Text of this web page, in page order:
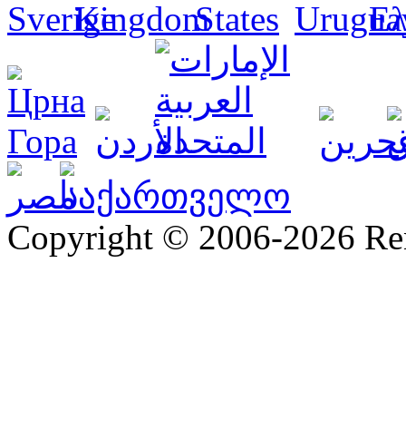
Copyright © 2006-2026